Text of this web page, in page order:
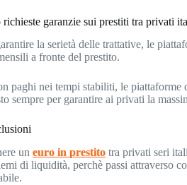
richieste garanzie sui prestiti tra privati
la serietà delle trattative, le
a fronte del prestito.
paghi nei tempi stabiliti, le
sempre per garantire ai privati la
uneuro in prestito tra privati seri
di liquidità, perchè passi attraverso